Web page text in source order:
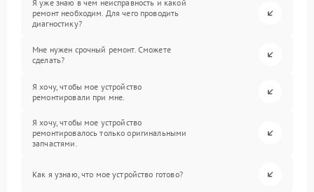
Я уже знаю в чем неисправность и какой
ремонт необходим. Для чего проводить
диагностику?
Мне нужен срочный ремонт. Сможете
сделать?
Я хочу, чтобы мое устройство
ремонтировали при мне.
Я хочу, чтобы мое устройство
ремонтировалось только оригинальными
запчастями.
Как я узнаю, что мое устройство готово?